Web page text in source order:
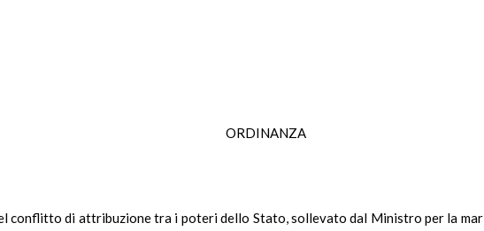
ORDINANZA
conflitto di attribuzione tra i poteri dello Stato, sollevato dal Ministro per la